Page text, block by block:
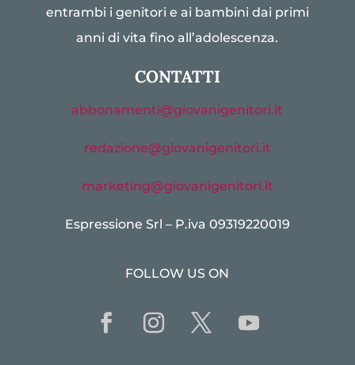
entrambi i genitori e ai bambini dai primi
anni di vita fino all’adolescenza.
CONTATTI
abbonamenti@giovanigenitori.it
redazione@giovanigenitori.it
marketing@giovanigenitori.it
Espressione Srl – P.iva 09319220019
FOLLOW US ON